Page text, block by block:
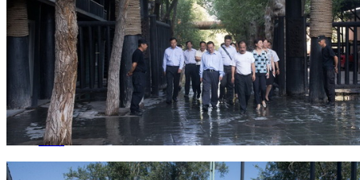
人才招聘
人才理念
人才招聘
社会招聘 校园招聘
视觉文化
全部
视觉文化